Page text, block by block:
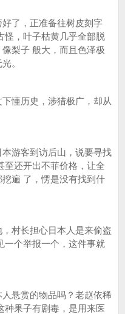
了，正准备往树皮刻字
怪，叶子枯黄几乎全部脱
梨子 般大，而且色泽极
。
懂历史，涉猎极广，却从
游客到访后山，说要寻找
至还开出不菲价格，让全
遍 了，愣是没有找到什
村长担心日本人是来偷盗
一个举报一个，这件事就
悬赏的物品吗？老赵依稀
种果子有剧毒，是用来医